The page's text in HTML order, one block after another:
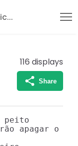
116 displays
Share
peito
apagar o